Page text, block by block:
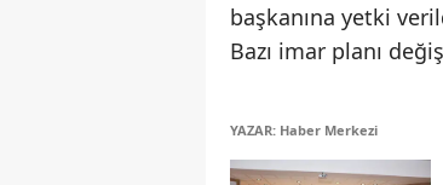
başkanına yetki
Bazı imar planı
YAZAR: Haber Merkezi